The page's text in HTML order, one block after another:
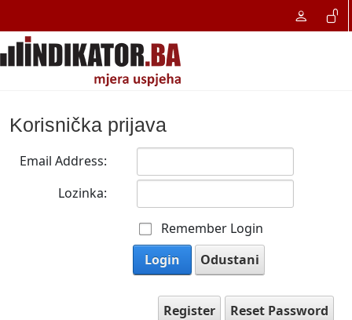
Korisnička prijava
Email Address:
Lozinka:
Remember Login
Login
Odustani
Register Reset Password